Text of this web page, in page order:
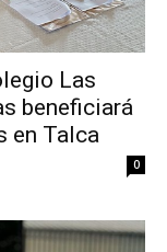
Las
beneficiará
en Talca
0